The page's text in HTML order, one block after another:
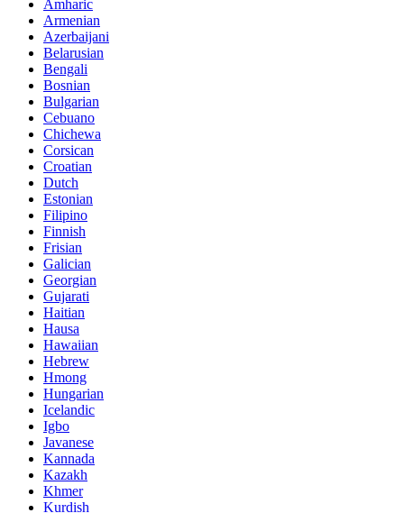
Amharic
Armenian
Azerbaijani
Belarusian
Bengali
Bosnian
Bulgarian
Cebuano
Chichewa
Corsican
Croatian
Dutch
Estonian
Filipino
Finnish
Frisian
Galician
Georgian
Gujarati
Haitian
Hausa
Hawaiian
Hebrew
Hmong
Hungarian
Icelandic
Igbo
Javanese
Kannada
Kazakh
Khmer
Kurdish